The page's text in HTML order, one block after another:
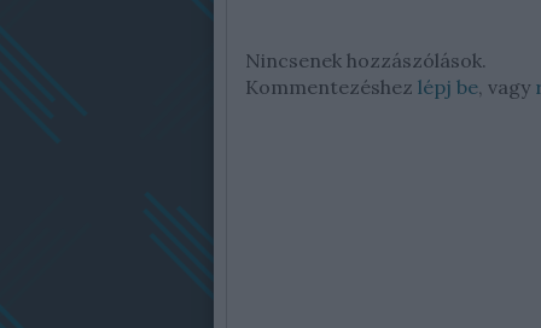
Nincsenek hozzászólások.
Kommentezéshez lépj be , vagy